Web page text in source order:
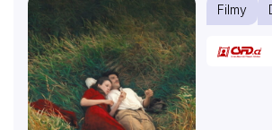
Filmy